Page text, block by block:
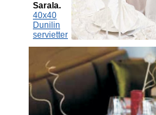
Sarala.
40x40
Dunilin
servietter